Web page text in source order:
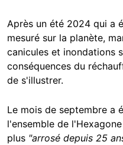
Après un été 2024 qui a
mesuré sur la planète,
canicules et inondations
conséquences du
de s'illustrer.
Le mois de septembre a
l'ensemble de
plus "arrosé depuis 25